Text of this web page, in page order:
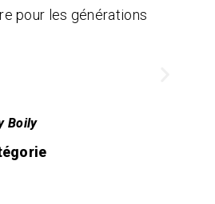
pour les générations
Boily